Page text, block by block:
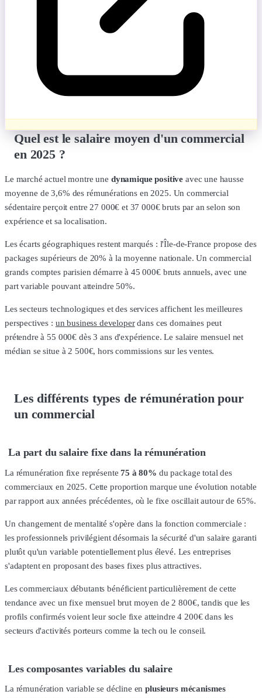
Quel est le salaire moyen d'un commercial
en 2025 ?
Le marché actuel montre une dynamique positive avec une hausse
moyenne de 3,6% des rémunérations en 2025. Un commercial
sédentaire perçoit entre 27 000€ et 37 000€ bruts par an selon son
expérience et sa localisation.
Les écarts géographiques restent marqués : l'Île-de-France propose des
packages supérieurs de 20% à la moyenne nationale. Un commercial
grands comptes parisien démarre à 45 000€ bruts annuels, avec une
part variable pouvant atteindre 50%.
Les secteurs technologiques et des services affichent les meilleures
perspectives : un business developerdans ces domaines peut
prétendre à 55 000€ dès 3 ans d'expérience. Le salaire mensuel net
médian se situe à 2 500€, hors commissions sur les ventes.
Les différents types de rémunération pour
un commercial
La part du salaire fixe dans la rémunération
La rémunération fixe représente75 à 80% du package total des
commerciaux en 2025. Cette proportion marque une évolution notable
par rapport aux années précédentes, où le fixe oscillait autour de 65%.
Un changement de mentalité s'opère dans la fonction commerciale :
les professionnels privilégient désormais la sécurité d'un salaire garanti
plutôt qu'un variable potentiellement plus élevé. Les entreprises
s'adaptent en proposant des bases fixes plus attractives.
Les commerciaux débutants bénéficient particulièrement de cette
tendance avec un fixe mensuel brut moyen de 2 800€, tandis que les
profils confirmés voient leur socle fixe atteindre 4 200€ dans les
secteurs d'activités porteurs comme la tech ou le conseil.
Les composantes variables du salaire
La rémunération variable se décline enplusieurs mécanismes